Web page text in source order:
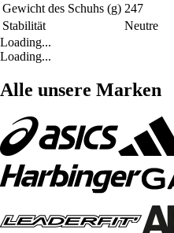
Gewicht des Schuhs (g) 247
Stabilität
Neutre
Loading...
Loading...
Alle unsere Marken